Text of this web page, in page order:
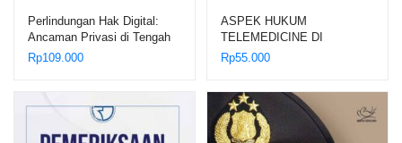
Perlindungan Hak Digital:
Ancaman Privasi di Tengah
Serangan Social Engineering
Rp109.000
ASPEK HUKUM
TELEMEDICINE DI
INDONESIA – Dr. Yussy
M.H.
Rp55.000